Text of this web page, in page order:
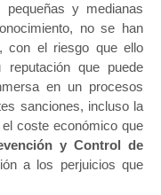
y medianas
no se han
con el riesgo que ello
que puede
en un procesos
sanciones, incluso la
coste económico que
y Control de
a los perjuicios que